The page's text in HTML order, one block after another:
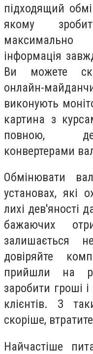
підходящий
якому
максимально
інформація
Ви можете
онлайн-
виконують
картина з
повною,
конвертерами
Обмінювати
установах, які
лихі дев'яності
бажаючих
залишається
довіряйте
прийшли на
заробити гроші
клієнтів. З
скоріше,
Найчастіше